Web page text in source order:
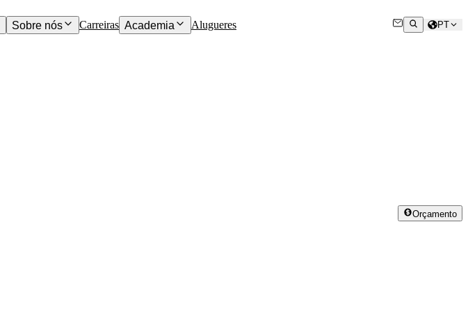
Sobre nós Carreiras Academia Alugueres PT
Orçamento